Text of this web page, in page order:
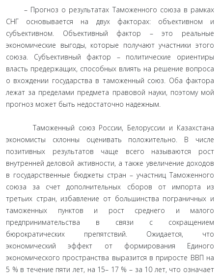
– Прогноз о результатах Таможенного союза в рамках
СНГ основывается на двух факторах: объективном и
субъективном. Объективный фактор – это реальные
экономические выгоды, которые получают участники этого
союза. Субъективный фактор – политические ориентиры
власть предержащих, способных влиять на решение вопроса
о вхождении государства в таможенный союз. Оба фактора
лежат за пределами предмета правовой науки, поэтому мой
прогноз может быть недостаточно надежным.
Таможенный союз России, Белоруссии и Казахстана
экономисты склонны оценивать положительно. В числе
позитивных результатов чаще всего называются рост
внутренней деловой активности, а также увеличение доходов
в государственные бюджеты стран – участниц Таможенного
союза за счет дополнительных сборов от импорта из
третьих стран, избавление от большинства пограничных и
таможенных пунктов и рост среднего и малого
предпринимательства в связи с сокращением
бюрократических препятствий. Ожидается, что
экономический эффект от формирования Единого
экономического пространства выразится в приросте ВВП на
5 % в течение пяти лет, на 15– 17 % – за 10 лет, что означает